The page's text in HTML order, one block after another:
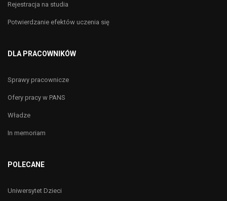
Rejestracja na studia
Potwierdzanie efektów uczenia się
DLA PRACOWNIKÓW
Sprawy pracownicze
Ofery pracy w PANS
Władze
In memoriam
POLECANE
Uniwersytet Dzieci